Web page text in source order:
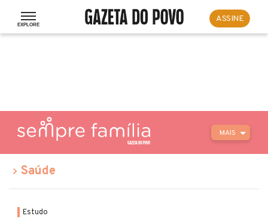
ASSINE
MAIS
Saúde
Estudo